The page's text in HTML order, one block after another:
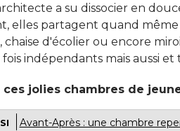
a su dissocier en
elles partagent quand
chaise d'écolier ou encore
fois indépendants mais aussi
jolies chambres de
Avant-Après : une chambre